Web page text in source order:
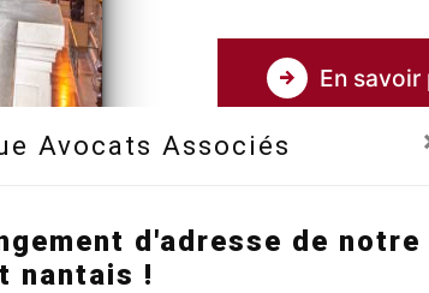
Avocats Associés
d'adresse de notre
nantais !
En savoir